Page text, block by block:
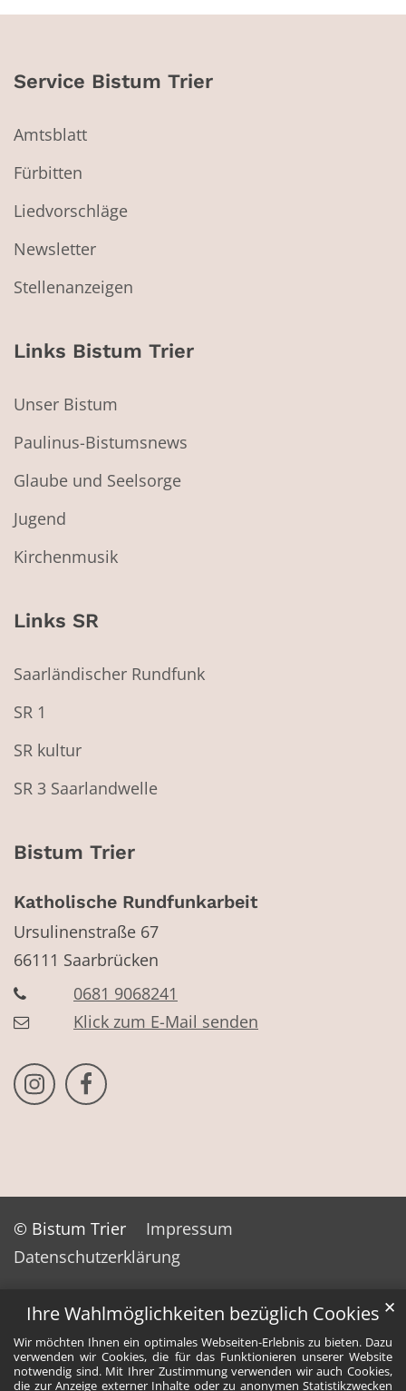
Ihre Wahlmöglichkeiten bezüglich Cookies
Wir möchten Ihnen ein optimales Webseiten-Erlebnis zu bieten. Dazu
verwenden wir Cookies, die für das Funktionieren unserer Website
notwendig sind. Mit Ihrer Zustimmung verwenden wir auch Cookies,
die zur Anzeige externer Inhalte oder zu anonymen Statistikzwecken
✕
Service Bistum Trier
Amtsblatt
Fürbitten
Liedvorschläge
Newsletter
Stellenanzeigen
Links Bistum Trier
Unser Bistum
Paulinus-Bistumsnews
Glaube und Seelsorge
Jugend
Kirchenmusik
Links SR
Saarländischer Rundfunk
SR 1
SR kultur
SR 3 Saarlandwelle
Bistum Trier
Katholische Rundfunkarbeit
Ursulinenstraße 67
66111 Saarbrücken
0681 9068241
Klick zum E-Mail senden
Bistum Trier auf Instragram
Bistum Trier auf Facebook
© Bistum Trier
Impressum
Datenschutzerklärung